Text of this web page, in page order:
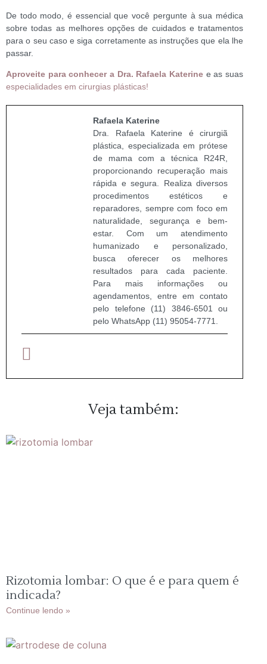
De todo modo, é essencial que você pergunte à sua médica
sobre todas as melhores opções de cuidados e tratamentos
para o seu caso e siga corretamente as instruções que ela lhe
passar.
Aproveite para conhecer a Dra. Rafaela Katerine e as suas
especialidades em cirurgias plásticas!
Rafaela Katerine
Dra. Rafaela Katerine é cirurgiã
plástica, especializada em prótese
de mama com a técnica R24R,
proporcionando recuperação mais
rápida e segura. Realiza diversos
procedimentos estéticos e
reparadores, sempre com foco em
naturalidade, segurança e bem-
estar. Com um atendimento
humanizado e personalizado,
busca oferecer os melhores
resultados para cada paciente.
Para mais informações ou
agendamentos, entre em contato
pelo telefone (11) 3846-6501 ou
pelo WhatsApp (11) 95054-7771.
Veja também:
Rizotomia lombar: O que é e para quem é
indicada?
Continue lendo »